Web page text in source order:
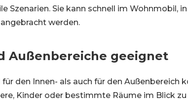
Szenarien. Sie kann schnell im Wohnmobil,
werden.
Außenbereiche geeignet
den Innen- als auch für den Außenbereich
Kinder oder bestimmte Räume im Blick